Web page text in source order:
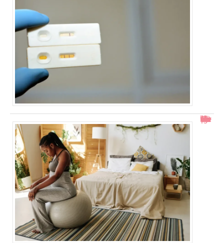
Col ouvert à 1 doigt : accouchement dans combien de temps ?